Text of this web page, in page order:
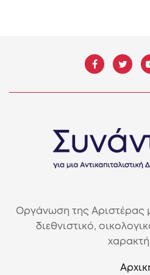
Οργάνωση της Αριστέρας
διεθνιστικό,